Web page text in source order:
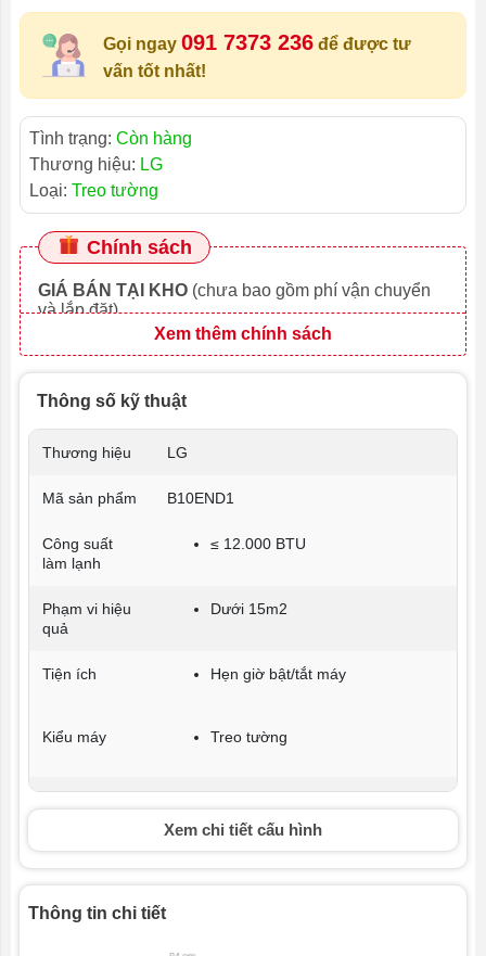
Gọi ngay 091 7373 236 để được tư
vấn tốt nhất!
Tình trạng: Còn hàng
Thương hiệu: LG
Loại: Treo tường
Chính sách
GIÁ BÁN TẠI KHO (chưa bao gồm phí vận chuyển
và lắp đặt)
Xem thêm chính sách
Thông số kỹ thuật
Thương hiệu LG
Mã sản phẩm B10END1
Công suất
làm lạnh
≤ 12.000 BTU
Phạm vi hiệu
quả
Dưới 15m2
Tiện ích Hẹn giờ bật/tắt máy
Kiểu máy Treo tường
Công suất 1HP-9200 BTU
Tấm lọc
Xem chi tiết cấu hình
Thông tin chi tiết